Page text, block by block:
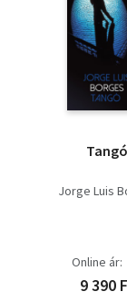
Tangó
Jorge Luis
Online ár:
9 390